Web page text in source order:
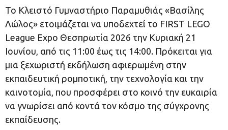
Το Κλειστό Γυμναστήριο Παραμυθιάς «Βασίλης
Λώλος» ετοιμάζεται να υποδεχτεί το FIRST LEGO
League Expo Θεσπρωτία 2026 την Κυριακή 21
Ιουνίου, από τις 11:00 έως τις 14:00. Πρόκειται για
μια ξεχωριστή εκδήλωση αφιερωμένη στην
εκπαιδευτική ρομποτική, την τεχνολογία και την
καινοτομία, που προσφέρει στο κοινό την ευκαιρία
να γνωρίσει από κοντά τον κόσμο της σύγχρονης
εκπαίδευσης.